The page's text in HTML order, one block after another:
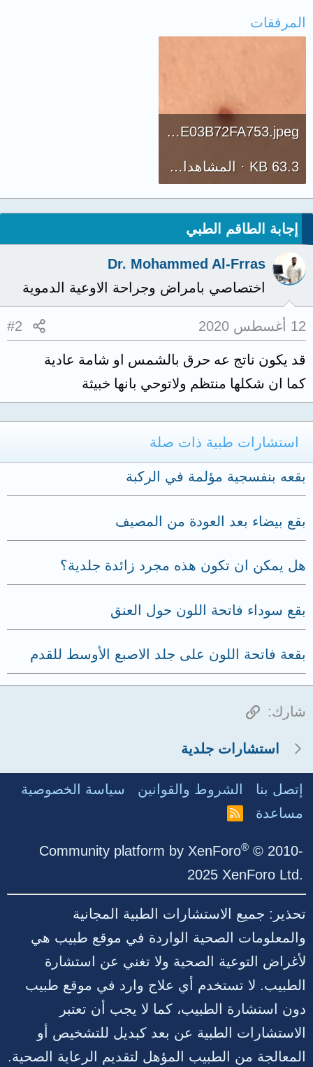
المرفقات
9D70AB38-FF12-474A-B54F-BE03B72FA753.jpeg
63.3 KB · المشاهدات: 261
إجابة الطاقم الطبي
Dr. Mohammed Al-Frras
اختصاصي بامراض وجراحة الاوعية الدموية
12 أغسطس 2020 #2
قد يكون ناتج عه حرق بالشمس او شامة عادية
كما ان شكلها منتظم ولاتوحي بانها خبيثة
استشارات طبية ذات صلة
بقعه بنفسجية مؤلمة في الركبة
بقع بيضاء بعد العودة من المصيف
هل يمكن ان تكون هذه مجرد زائدة جلدية؟
بقع سوداء فاتحة اللون حول العنق
بقعة فاتحة اللون على جلد الاصبع الأوسط للقدم
شارك: الرابط
استشارات جلدية
إتصل بنا الشروط والقوانين
سياسة الخصوصية
مساعدة
R
Community platform by XenForo® © 2010-
2025 XenForo Ltd.
تحذير: جميع الاستشارات الطبية المجانية
والمعلومات الصحية الواردة في موقع طبيب هي
لأغراض التوعية الصحية ولا تغني عن استشارة
الطبيب. لا تستخدم أي علاج وارد في موقع طبيب
دون استشارة الطبيب، كما لا يجب أن تعتبر
الاستشارات الطبية عن بعد كبديل للتشخيص أو
المعالجة من الطبيب المؤهل لتقديم الرعاية الصحية.